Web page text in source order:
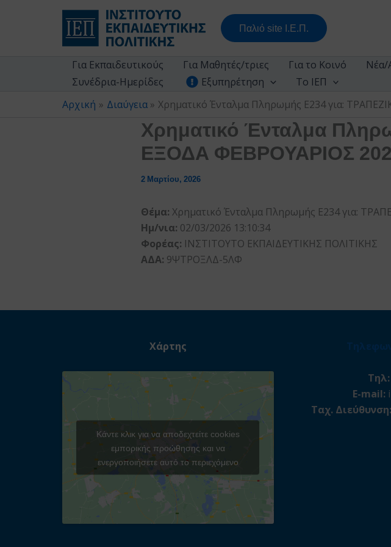
Παλιό site Ι.Ε.Π.
Για Εκπαιδευτικούς Για Μαθητές/τριες Για το Κοινό Νέα/
Συνέδρια-Ημερίδες
Εξυπηρέτηση
Το ΙΕΠ
Αρχική
Διαύγεια Χρηματικό Ένταλμα Πληρωμής Ε234 για:
Χρηματικό Ένταλμα
ΕΞΟΔΑ ΦΕΒΡΟΥΑΡΙΟΣ
2 Μαρτίου, 2026
Θέμα: Χρηματικό Ένταλμα Πληρωμής Ε234 για:
Ημ/νια: 02/03/2026 13:10:34
Φορέας: ΙΝΣΤΙΤΟΥΤΟ ΕΚΠΑΙΔΕΥΤΙΚΗΣ ΠΟΛΙΤΙΚΗΣ
ΑΔΑ: 9ΨΤΡΟΞΛΔ-5ΛΦ
Χάρτης
Κάντε κλικ για να αποδεχτείτε cookies
εμπορικής προώθησης και να
ενεργοποιήσετε αυτό το περιεχόμενο
Τηλ:
E-mail:
Ταχ. Διεύθυνση: